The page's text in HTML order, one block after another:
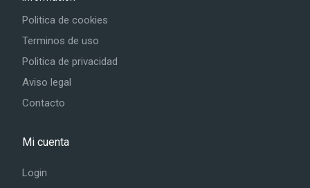
Politica de cookies
Terminos de uso
Politica de privacidad
Aviso legal
Contacto
Mi cuenta
Login